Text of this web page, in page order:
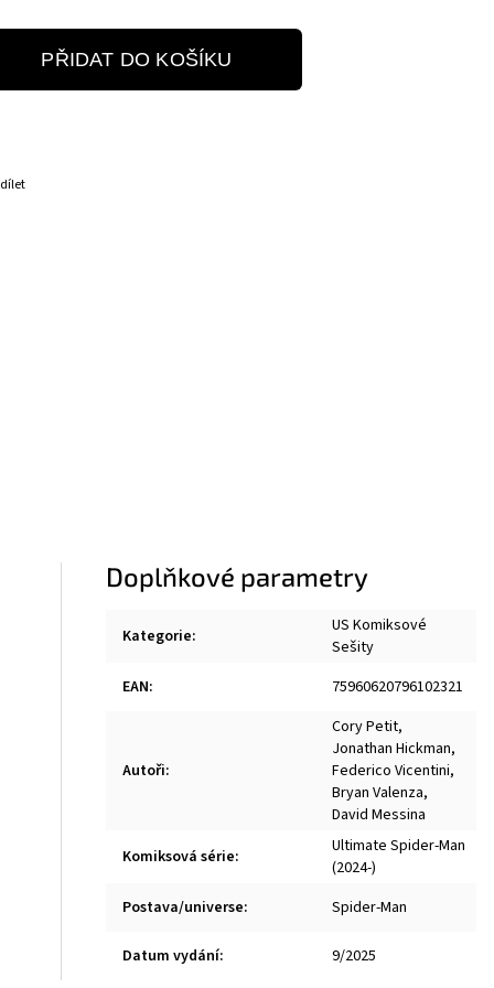
PŘIDAT DO KOŠÍKU
Doplňkové parametry
Kategorie:
US Komiksové
Sešity
EAN: 75960620796102321
Autoři:
Cory Petit,
Jonathan Hickman,
Federico Vicentini,
Bryan Valenza,
David Messina
Komiksová série:
Ultimate Spider-Man
(2024-)
Postava/universe: Spider-Man
Datum vydání: 9/2025